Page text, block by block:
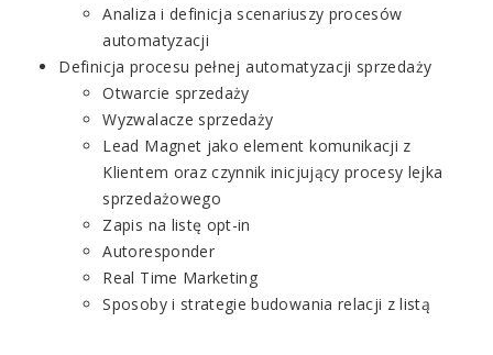
Analiza i definicja scenariuszy procesów
automatyzacji
Definicja procesu pełnej automatyzacji sprzedaży
Otwarcie sprzedaży
Wyzwalacze sprzedaży
Lead Magnet jako element komunikacji z
Klientem oraz czynnik inicjujący procesy lejka
sprzedażowego
Zapis na listę opt-in
Autoresponder
Real Time Marketing
Sposoby i strategie budowania relacji z listą